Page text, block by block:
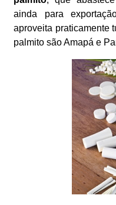
ainda para
aproveita praticamente
palmito são Amapá e